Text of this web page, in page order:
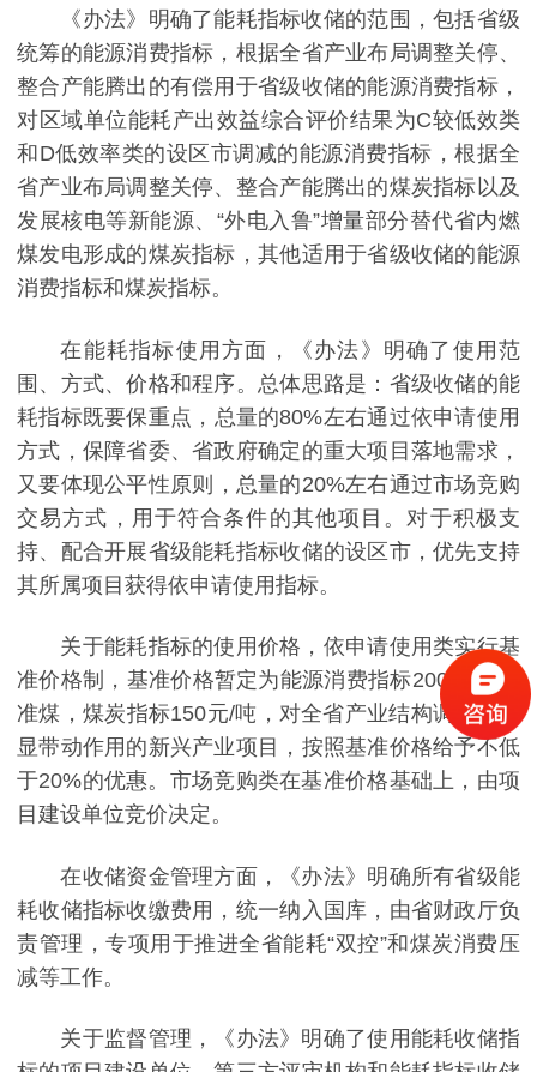
《办法》明确了能耗指标收储的范围，包括省级
统筹的能源消费指标，根据全省产业布局调整关停、
整合产能腾出的有偿用于省级收储的能源消费指标，
对区域单位能耗产出效益综合评价结果为C较低效类
和D低效率类的设区市调减的能源消费指标，根据全
省产业布局调整关停、整合产能腾出的煤炭指标以及
发展核电等新能源、“外电入鲁”增量部分替代省内燃
煤发电形成的煤炭指标，其他适用于省级收储的能源
消费指标和煤炭指标。
在能耗指标使用方面，《办法》明确了使用范
围、方式、价格和程序。总体思路是：省级收储的能
耗指标既要保重点，总量的80%左右通过依申请使用
方式，保障省委、省政府确定的重大项目落地需求，
又要体现公平性原则，总量的20%左右通过市场竞购
交易方式，用于符合条件的其他项目。对于积极支
持、配合开展省级能耗指标收储的设区市，优先支持
其所属项目获得依申请使用指标。
关于能耗指标的使用价格，依申请使用类实行基
准价格制，基准价格暂定为能源消费指标200元/吨标
准煤，煤炭指标150元/吨，对全省产业结构调整有明
显带动作用的新兴产业项目，按照基准价格给予不低
于20%的优惠。市场竞购类在基准价格基础上，由项
目建设单位竞价决定。
在收储资金管理方面，《办法》明确所有省级能
耗收储指标收缴费用，统一纳入国库，由省财政厅负
责管理，专项用于推进全省能耗“双控”和煤炭消费压
减等工作。
关于监督管理，《办法》明确了使用能耗收储指